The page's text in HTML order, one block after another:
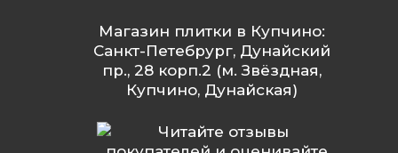
Магазин плитки в Купчино:
Санкт-Петебрург, Дунайский
пр., 28 корп.2 (м. Звёздная,
Купчино, Дунайская)